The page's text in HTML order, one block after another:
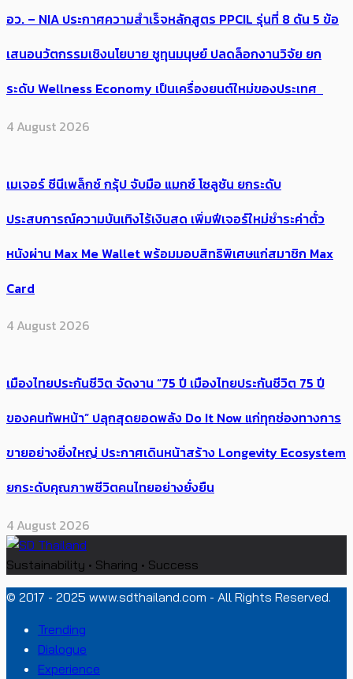
อว. – NIA ประกาศความสำเร็จหลักสูตร PPCIL รุ่นที่ 8 ดัน 5 ข้อ
เสนอนวัตกรรมเชิงนโยบาย ชูทุนมนุษย์ ปลดล็อกงานวิจัย ยก
ระดับ Wellness Economy เป็นเครื่องยนต์ใหม่ของประเทศ
4 August 2026
เมเจอร์ ซีนีเพล็กซ์ กรุ้ป จับมือ แมกซ์ โซลูชัน ยกระดับ
ประสบการณ์ความบันเทิงไร้เงินสด เพิ่มฟีเจอร์ใหม่ชำระค่าตั๋ว
หนังผ่าน Max Me Wallet พร้อมมอบสิทธิพิเศษแก่สมาชิก Max
Card
4 August 2026
เมืองไทยประกันชีวิต จัดงาน “75 ปี เมืองไทยประกันชีวิต 75 ปี
ของคนทัพหน้า” ปลุกสุดยอดพลัง Do It Now แก่ทุกช่องทางการ
ขายอย่างยิ่งใหญ่ ประกาศเดินหน้าสร้าง Longevity Ecosystem
ยกระดับคุณภาพชีวิตคนไทยอย่างยั่งยืน
4 August 2026
Sustainability • Sharing • Success
© 2017 - 2025 www.sdthailand.com - All Rights Reserved.
Trending
Dialogue
Experience